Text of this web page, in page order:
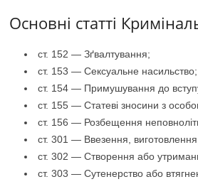
Основні статті
ст. 152 — Зґвалтування;
ст. 153 — Сексуальне насильство;
ст. 154 — Примушування до вступу
ст. 155 — Статеві зносини з
ст. 156 — Розбещення
ст. 301 — Ввезення,
ст. 302 — Створення або
ст. 303 — Сутенерство або